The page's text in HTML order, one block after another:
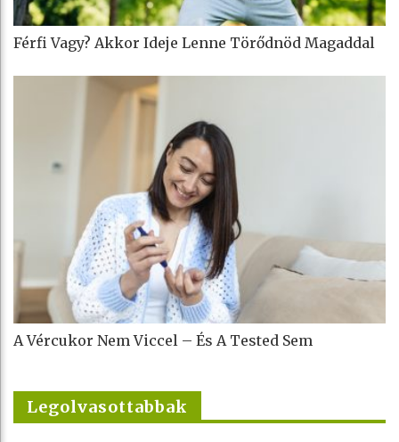
Férfi Vagy? Akkor Ideje Lenne Törődnöd Magaddal
A Vércukor Nem Viccel – És A Tested Sem
Legolvasottabbak